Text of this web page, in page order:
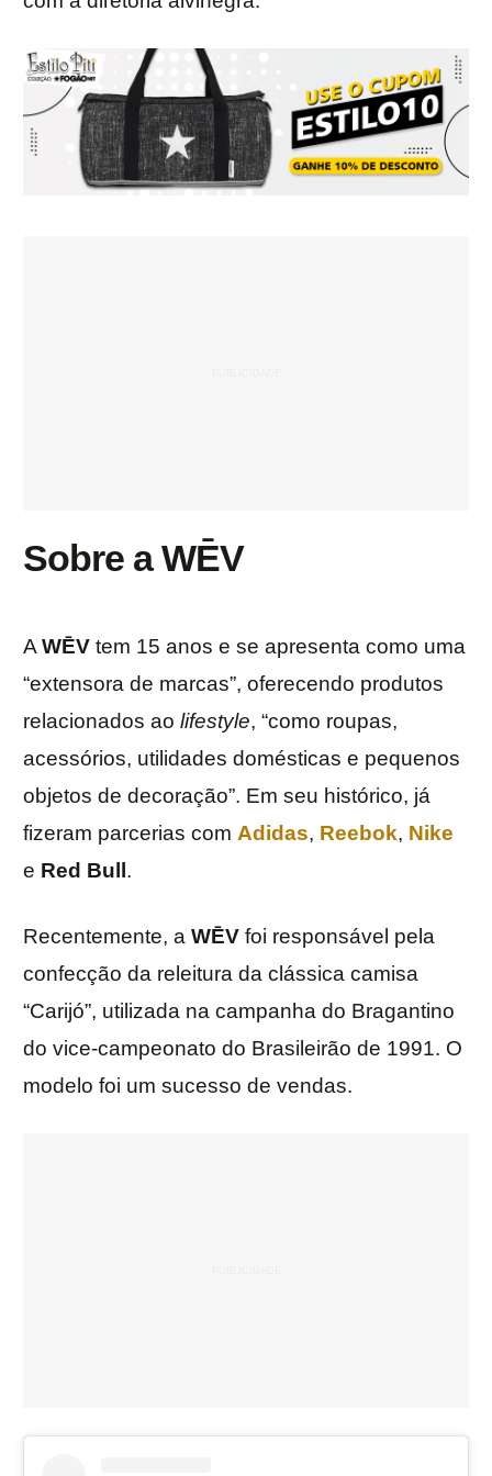
Sobre a WĒV
A WĒV tem 15 anos e se apresenta como uma
“extensora de marcas”, oferecendo produtos
relacionados ao lifestyle, “como roupas,
acessórios, utilidades domésticas e pequenos
objetos de decoração”. Em seu histórico, já
fizeram parcerias com Adidas, Reebok, Nike
e Red Bull .
Recentemente, a WĒV foi responsável pela
confecção da releitura da clássica camisa
“Carijó”, utilizada na campanha do Bragantino
do vice-campeonato do Brasileirão de 1991. O
modelo foi um sucesso de vendas.